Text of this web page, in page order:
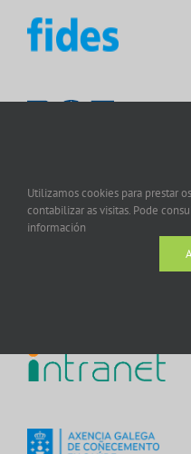
Utilizamos cookies para prestar
contabilizar as visitas. Pode
información